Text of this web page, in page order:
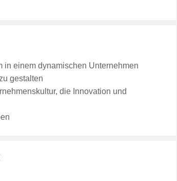
einem dynamischen Unternehmen
gestalten
die Innovation und